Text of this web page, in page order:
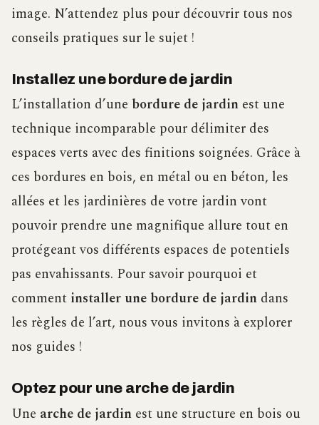
image. N’attendez plus pour découvrir tous nos
conseils pratiques sur le sujet !
Installez une bordure de jardin
L’installation d’une bordure de jardin est une
technique incomparable pour délimiter des
espaces verts avec des finitions soignées. Grâce à
ces bordures en bois, en métal ou en béton, les
allées et les jardinières de votre jardin vont
pouvoir prendre une magnifique allure tout en
protégeant vos différents espaces de potentiels
pas envahissants. Pour savoir pourquoi et
comment installer une bordure de jardin dans
les règles de l’art, nous vous invitons à explorer
nos guides !
Optez pour une arche de jardin
Une arche de jardin est une structure en bois ou